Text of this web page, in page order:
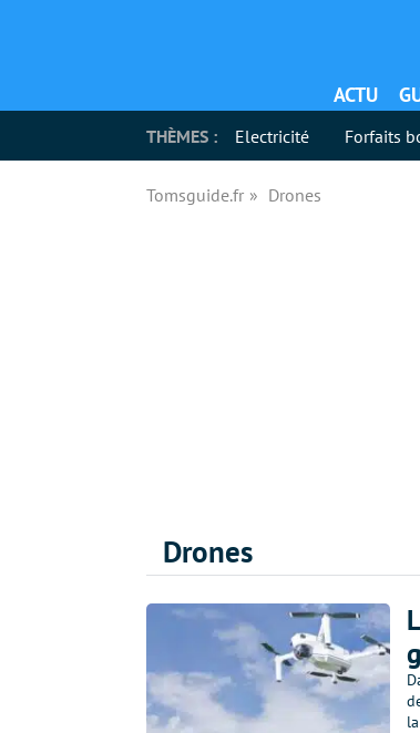
ACTU
THÈMES : Electricité Forfaits
Tomsguide.fr Drones
Drones